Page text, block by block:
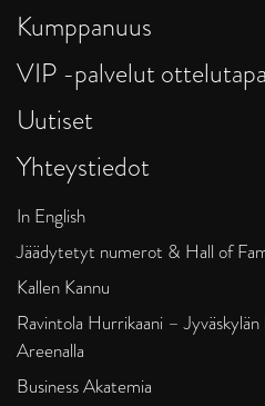
Kumppanuus
VIP -palvelut
Uutiset
Yhteystiedot
In English
Jäädytetyt numerot & Hall of
Kallen Kannu
Ravintola Hurrikaani – Jyväskylän
Areenalla
Business Akatemia